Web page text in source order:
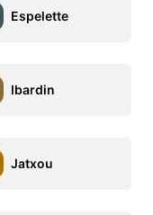
Espelette
Ibardin
Jatxou